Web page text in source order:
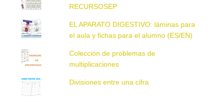
RECURSOSEP
EL APARATO DIGESTIVO: láminas para
el aula y fichas para el alumno (ES/EN)
Colección de problemas de
multiplicaciones
Divisiones entre una cifra